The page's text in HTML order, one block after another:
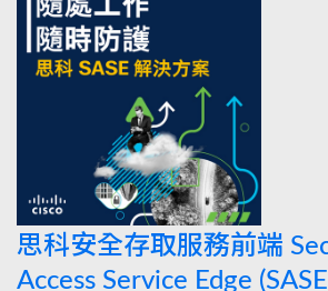
思科安全存取服務前端
Access Service Edge